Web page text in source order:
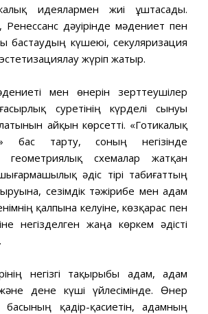
идеялармен жиі ұштасады.
дәуірінде мәдениет пен
бастаудың күшеюі, секуляризация
эстетизациялау жүріп жатыр.
мен өнерін зерттеушілер
суретінің күрделі сынуы
айқын көрсетті. «Готикалық
бас тарту, соның негізінде
схемалар жатқан
әдіс тірі табиғаттың
сезімдік тәжірибе мен адам
қалпына келуіне, көзқарас пен
негізделген жаңа көркем әдісті
негізгі тақырыбы адам, адам
дене күші үйлесімінде. Өнер
қадір-қасиетін, адамның